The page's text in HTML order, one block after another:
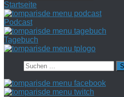
Startseite
Podcast
Tagebuch
Suchen
nach: